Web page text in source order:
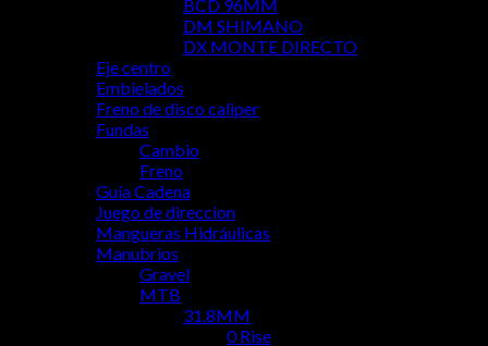
BCD 96MM
DM SHIMANO
DX MONTE DIRECTO
Eje centro
Embielados
Freno de disco caliper
Fundas
Cambio
Freno
Guía Cadena
Juego de direccion
Mangueras Hidráulicas
Manubrios
Gravel
MTB
31.8MM
0 Rise